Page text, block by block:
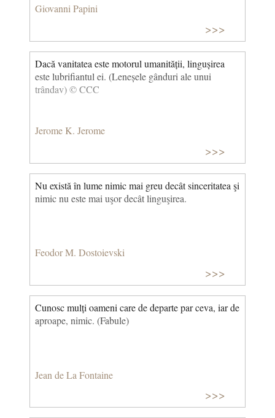
Giovanni Papini
>>>
Dacă vanitatea este motorul umanității, lingușirea
este lubrifiantul ei. (Leneșele gânduri ale unui
trândav) © CCC
Jerome K. Jerome
>>>
Nu există în lume nimic mai greu decât sinceritatea şi
nimic nu este mai uşor decât linguşirea.
Feodor M. Dostoievski
>>>
Cunosc mulți oameni care de departe par ceva, iar de
aproape, nimic. (Fabule)
Jean de La Fontaine
>>>